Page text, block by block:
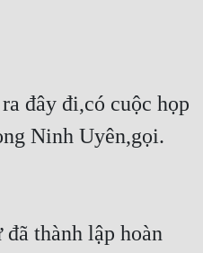
đây đi,có cuộc họp
Ninh Uyên,gọi.
thành lập hoàn